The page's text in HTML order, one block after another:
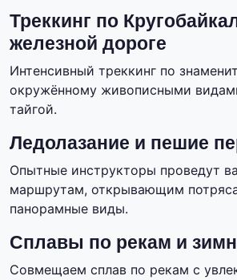
Треккинг по
железной дороге
Интенсивный треккинг по
окружённому живописными
тайгой.
Ледолазание и пешие
Опытные инструкторы проведут
маршрутам, открывающим
панорамные виды.
Сплавы по рекам и
Совмещаем сплав по рекам с